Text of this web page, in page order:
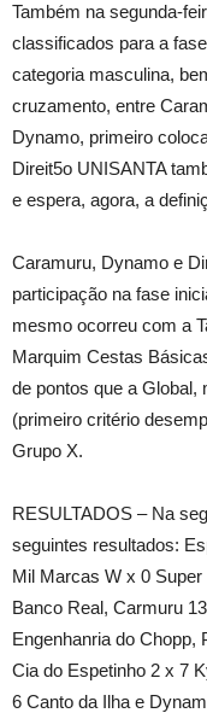
Também na segunda-
classificados para a
categoria masculina,
cruzamento, entre
Dynamo, primeiro
Direit5o UNISANTA
e espera, agora, a
Caramuru, Dynamo e
participação na fase
mesmo ocorreu com a
Marquim Cestas
de pontos que a Global,
(primeiro critério
Grupo X.
RESULTADOS – Na
seguintes resultados:
Mil Marcas W x 0
Banco Real, Carmuru
Engenhanria do Chopp,
Cia do Espetinho 2 x 7
6 Canto da Ilha e